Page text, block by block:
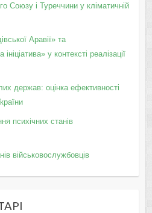
Союзу і Туреччини у кліматичній
Аравії» та
у контексті реалізації
держав: оцінка ефективності
психічних станів
військовослужбовців